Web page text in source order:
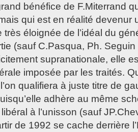
bénéfice de F.Miterrand
qui est en réalité devenur
très éloignée de l’idéal du
(sauf C.Pasqua, Ph.
supranationale, elle
imposée par les traités.
qualifiera à juste titre de
adhère au même
à l’unisson (sauf
de 1992 se cache derrière